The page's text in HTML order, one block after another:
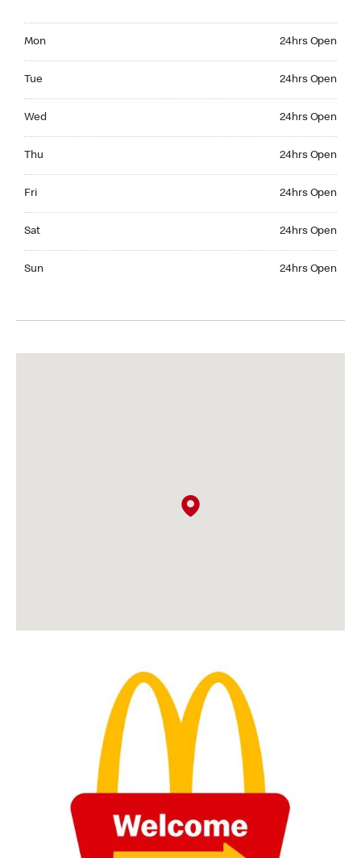
Mon 24hrs Open
Tue 24hrs Open
Wed 24hrs Open
Thu 24hrs Open
Fri 24hrs Open
Sat 24hrs Open
Sun 24hrs Open